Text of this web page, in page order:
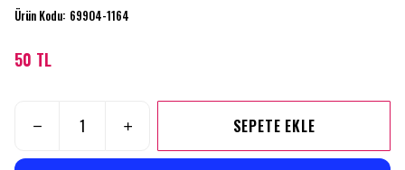
Ürün Kodu: 69904-1164
50 TL
SEPETE EKLE